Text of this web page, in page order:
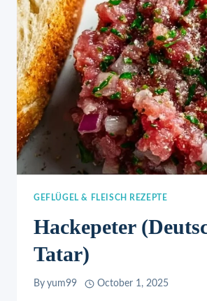
GEFLÜGEL & FLEISCH REZEPTE
Hackepeter
Tatar)
By yum99 October 1, 2025